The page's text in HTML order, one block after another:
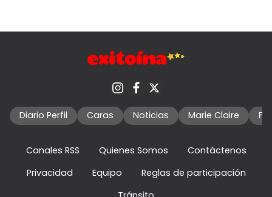
Diario Perfil Caras Noticias Marie Claire
Canales RSS Quienes Somos
Contáctenos
Privacidad
Equipo
Reglas de participación